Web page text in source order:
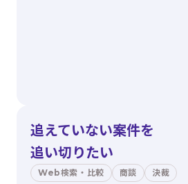
追えていない案件を
追い切りたい
Web検索・比較 商談 決裁